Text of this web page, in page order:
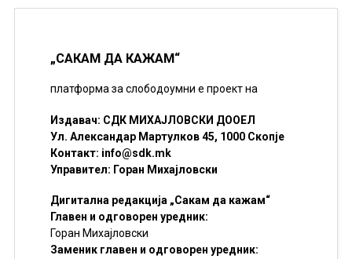
„САКАМ ДА КАЖАМ“
платформа за слободоумни е проект на
Издавач: СДК МИХАЈЛОВСКИ ДООЕЛ
Ул. Александар Мартулков 45, 1000 Скопје
Контакт: info@sdk.mk
Управител: Горан Михајловски
Дигитална редакција „Сакам да кажам“
Главен и одговорен уредник:
Горан Михајловски
Заменик главен и одговорен уредник: